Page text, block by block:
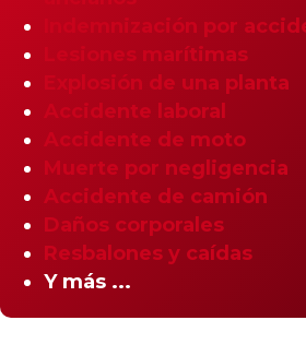
Indemnización por
Lesiones marítimas
Explosión de una planta
Accidente laboral
Accidente de moto
Muerte por negligencia
Accidente de camión
Daños corporales
Resbalones y caídas
Y más ...